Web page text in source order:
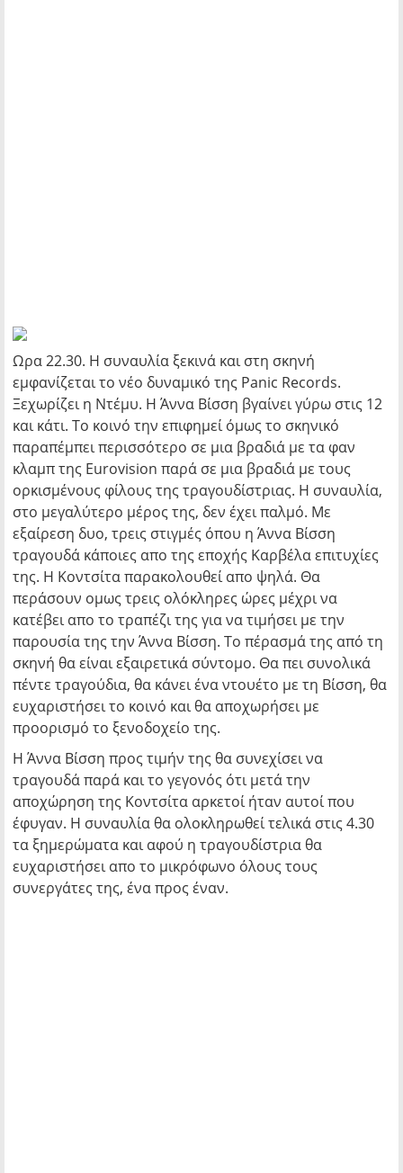
Ωρα 22.30. Η συναυλία ξεκινά και στη σκηνή
εμφανίζεται το νέο δυναμικό της Panic Records.
Ξεχωρίζει η Ντέμυ. Η Άννα Βίσση βγαίνει γύρω στις 12
και κάτι. Το κοινό την επιφημεί όμως το σκηνικό
παραπέμπει περισσότερο σε μια βραδιά με τα φαν
κλαμπ της Eurovision παρά σε μια βραδιά με τους
ορκισμένους φίλους της τραγουδίστριας. Η συναυλία,
στο μεγαλύτερο μέρος της, δεν έχει παλμό. Με
εξαίρεση δυο, τρεις στιγμές όπου η Άννα Βίσση
τραγουδά κάποιες απο της εποχής Καρβέλα επιτυχίες
της. Η Κοντσίτα παρακολουθεί απο ψηλά. Θα
περάσουν ομως τρεις ολόκληρες ώρες μέχρι να
κατέβει απο το τραπέζι της για να τιμήσει με την
παρουσία της την Άννα Βίσση. Το πέρασμά της από τη
σκηνή θα είναι εξαιρετικά σύντομο. Θα πει συνολικά
πέντε τραγούδια, θα κάνει ένα ντουέτο με τη Βίσση, θα
ευχαριστήσει το κοινό και θα αποχωρήσει με
προορισμό το ξενοδοχείο της.
Η Άννα Βίσση προς τιμήν της θα συνεχίσει να
τραγουδά παρά και το γεγονός ότι μετά την
αποχώρηση της Κοντσίτα αρκετοί ήταν αυτοί που
έφυγαν. Η συναυλία θα ολοκληρωθεί τελικά στις 4.30
τα ξημερώματα και αφού η τραγουδίστρια θα
ευχαριστήσει απο το μικρόφωνο όλους τους
συνεργάτες της, ένα προς έναν.